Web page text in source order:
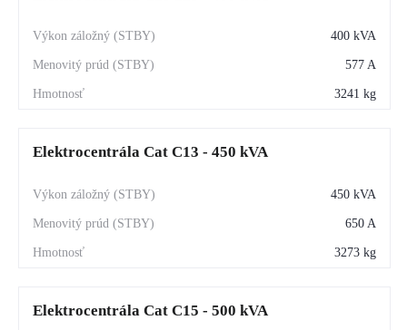
400 kVA
577 A
3241 kg
Elektrocentrála Cat C13 - 450 kVA
450 kVA
650 A
3273 kg
Elektrocentrála Cat C15 - 500 kVA